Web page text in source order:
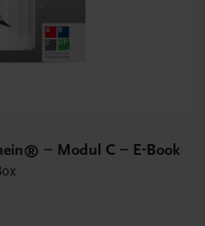
– Modul C – E-Book